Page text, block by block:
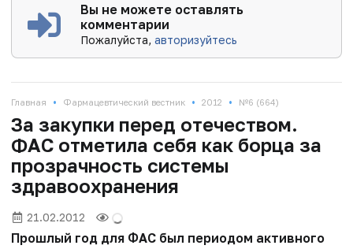
Вы не можете оставлять
комментарии
Пожалуйста,авторизуйтесь
Главная • Фармацевтический вестник • 2012 • №6 (664)
За закупки перед отечеством.
ФАС отметила себя как борца за
прозрачность системы
здравоохранения
21.02.2012
Прошлый год для ФАС был периодом активного